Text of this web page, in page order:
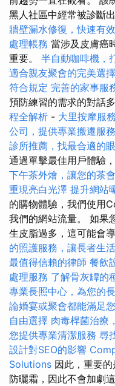
黑人社區中經常被診斷
牆壁漏水修復，快速有
處理帳務 當涉及皮膚癌
重要。 半自動咖啡機，
適合親友聚會的完美選擇
符合規定 完善的家事服
預防練習的需求的對話
程全解析 - 大里按摩服
公司，提供專業搬遷服
診所推薦，找最合適的
通過單擊最佳用戶體驗
下午茶外燴，讓您的茶
重現亮白光澤 提升網站
的購物體驗，我們使用
我們的網站流量。 如果
生皮脂過多，這可能會
的照護服務，讓長者生
最值得信賴的律師 餐飲
處理服務 了解骨灰罈的
專業長照中心，為您的
論婚宴或聚會都能滿足
自由選擇 肉毒桿菌治療
您提供專業清潔服務 尋
設計對SEO的影響
Solutions 因此，重要
防曬霜，因此不會加劇